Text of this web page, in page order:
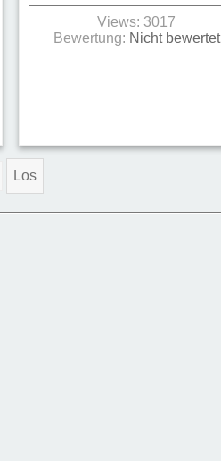
Views: 3017
Bewertung: Nicht bewertet